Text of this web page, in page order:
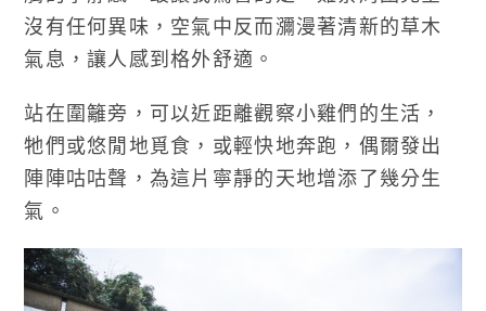
沒有任何異味，空氣中反而瀰漫著清新的草木
氣息，讓人感到格外舒適。
站在圍籬旁，可以近距離觀察小雞們的生活，
牠們或悠閒地覓食，或輕快地奔跑，偶爾發出
陣陣咕咕聲，為這片寧靜的天地增添了幾分生
氣。